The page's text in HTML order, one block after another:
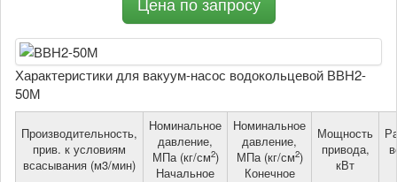
Характеристики для вакуум-насос водокольцевой ВВН2-
50М
Производительность,
прив. к условиям
всасывания (м3/мин)
Номинальное
давление,
МПа (кг/см2)
Начальное
Номинальное
давление,
МПа (кг/см2)
Конечное
Мощность
привода,
кВт